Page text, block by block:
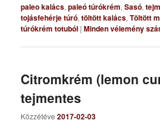
paleo kalács,paleó túrókrém,Sasó,
tojásfehérje túró,töltött kalács,Töltött
túrókrém totuból |Minden vélemény
Citromkrém (lemon
tejmentes
Közzétéve2017-02-03